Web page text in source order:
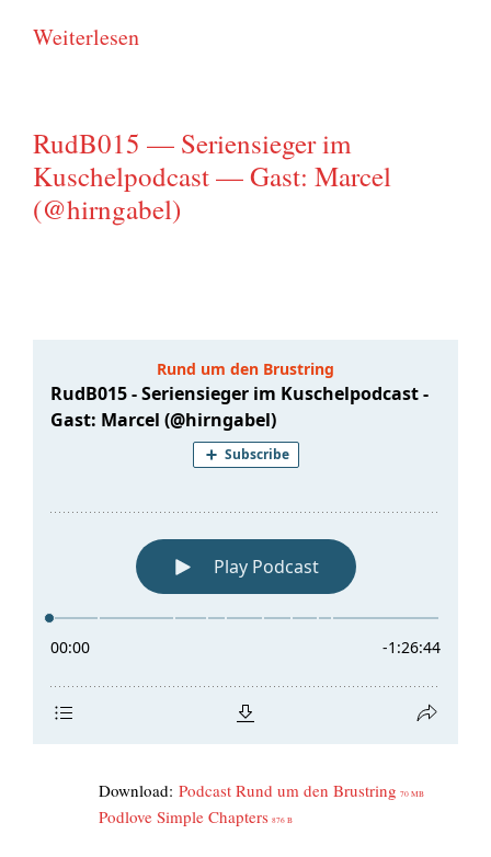
Wei­ter­le­sen
RudB015 — Seriensieger im
Kuschelpodcast — Gast: Marcel
(@hirngabel)
Down­load: Pod­cast Rund um den Brust­ring 70 MB
Pod­l­ove Simp­le Chap­ters 876 B